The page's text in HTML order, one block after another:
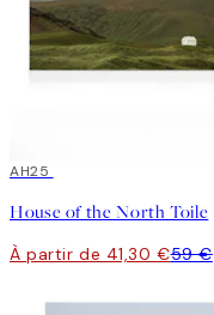
30%*
AH25
House of the North Toile
À partir de 41,30 €59 €